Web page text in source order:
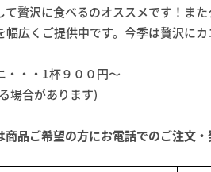
て贅沢に食べるのオススメです！ま
幅広くご提供中です。今季は贅沢に
・・・1杯９００円～
場合があります)
品ご希望の方にお電話でのご注文・